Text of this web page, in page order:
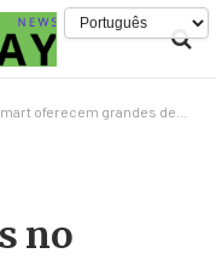
grandes descontos em Apple e Samsung
no